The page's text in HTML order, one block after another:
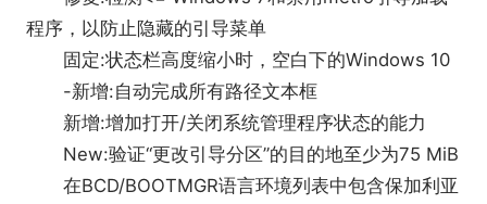
程序，以防止隐藏的引导菜单
固定:状态栏高度缩小时，空白下的Windows 10
-新增:自动完成所有路径文本框
新增:增加打开/关闭系统管理程序状态的能力
New:验证“更改引导分区”的目的地至少为75 MiB
在BCD/BOOTMGR语言环境列表中包含保加利亚